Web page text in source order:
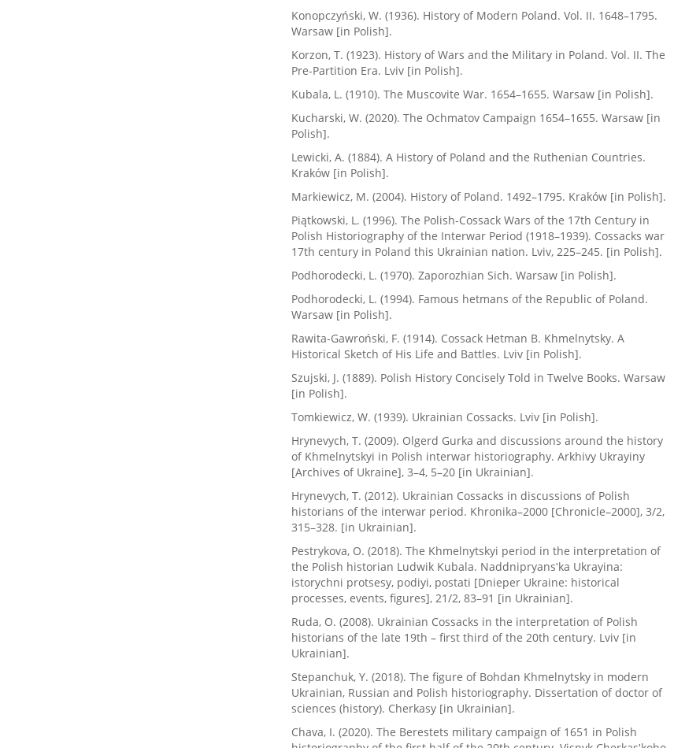
Konopczyński, W. (1936). History of Modern Poland. Vol. II. 1648–1795.
Warsaw [in Polish].
Korzon, T. (1923). History of Wars and the Military in Poland. Vol. II. The
Pre-Partition Era. Lviv [in Polish].
Kubala, L. (1910). The Muscovite War. 1654–1655. Warsaw [in Polish].
Kucharski, W. (2020). The Ochmatov Campaign 1654–1655. Warsaw [in
Polish].
Lewicki, A. (1884). A History of Poland and the Ruthenian Countries.
Kraków [in Polish].
Markiewicz, M. (2004). History of Poland. 1492–1795. Kraków [in Polish].
Piątkowski, L. (1996). The Polish-Cossack Wars of the 17th Century in
Polish Historiography of the Interwar Period (1918–1939). Cossacks war
17th century in Poland this Ukrainian nation. Lviv, 225–245. [in Polish].
Podhorodecki, L. (1970). Zaporozhian Sich. Warsaw [in Polish].
Podhorodecki, L. (1994). Famous hetmans of the Republic of Poland.
Warsaw [in Polish].
Rawita-Gawroński, F. (1914). Cossack Hetman B. Khmelnytsky. A
Historical Sketch of His Life and Battles. Lviv [in Polish].
Szujski, J. (1889). Polish History Concisely Told in Twelve Books. Warsaw
[in Polish].
Tomkiewicz, W. (1939). Ukrainian Cossacks. Lviv [in Polish].
Hrynevych, T. (2009). Olgerd Gurka and discussions around the history
of Khmelnytskyi in Polish interwar historiography. Arkhivy Ukrayiny
[Archives of Ukraine], 3–4, 5–20 [in Ukrainian].
Hrynevych, T. (2012). Ukrainian Cossacks in discussions of Polish
historians of the interwar period. Khronika–2000 [Chronicle–2000], 3/2,
315–328. [in Ukrainian].
Pestrykova, O. (2018). The Khmelnytskyi period in the interpretation of
the Polish historian Ludwik Kubala. Naddnipryansʹka Ukrayina:
istorychni protsesy, podiyi, postati [Dnieper Ukraine: historical
processes, events, figures], 21/2, 83–91 [in Ukrainian].
Ruda, O. (2008). Ukrainian Cossacks in the interpretation of Polish
historians of the late 19th – first third of the 20th century. Lviv [in
Ukrainian].
Stepanchuk, Y. (2018). The figure of Bohdan Khmelnytsky in modern
Ukrainian, Russian and Polish historiography. Dissertation of doctor of
sciences (history). Cherkasy [in Ukrainian].
Chava, I. (2020). The Berestets military campaign of 1651 in Polish